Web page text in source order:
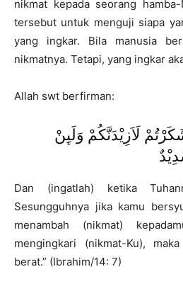
nikmat kepada seorang
tersebut untuk menguji siapa
yang ingkar. Bila manusia
nikmatnya. Tetapi, yang ingkar
Allah swt berfirman:
لَاَزِيْدَنَّكُمْ وَلَىِٕنْ
Dan (ingatlah) ketika
Sesungguhnya jika kamu
menambah (nikmat)
mengingkari (nikmat-Ku),
berat.” (Ibrahim/14: 7)